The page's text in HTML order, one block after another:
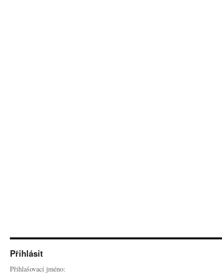
Přihlásit
Přihlašovací jméno: